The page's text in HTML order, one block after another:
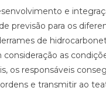
e
previsão para os
de
as
os responsáveis
e transmitir ao